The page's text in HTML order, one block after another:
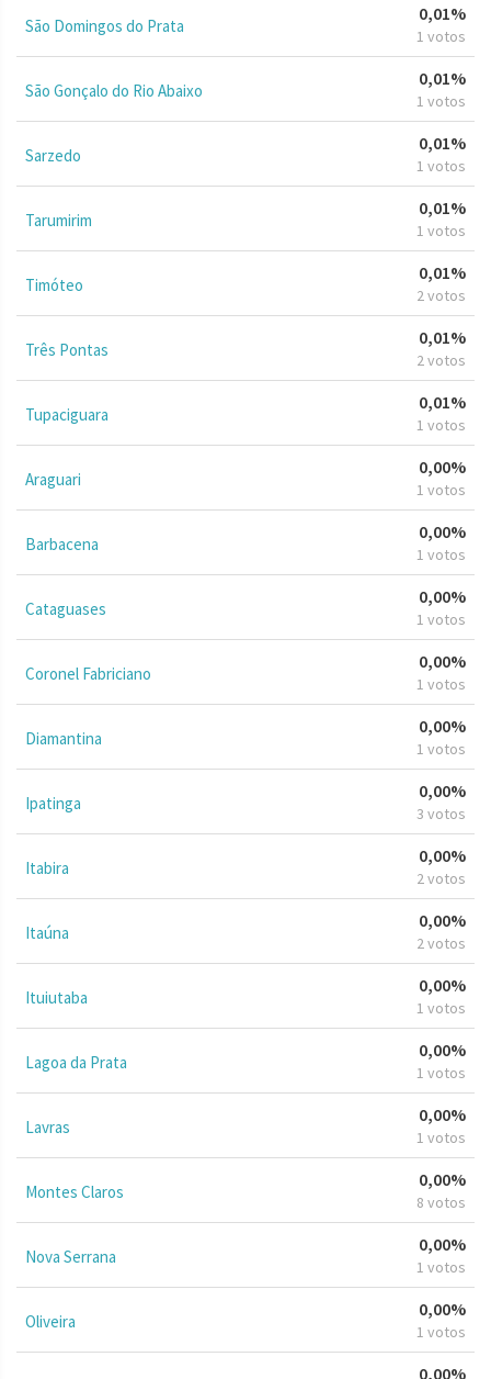
São Domingos do Prata
0,01%
1 votos
São Gonçalo do Rio Abaixo
0,01%
1 votos
Sarzedo
0,01%
1 votos
Tarumirim
0,01%
1 votos
Timóteo
0,01%
2 votos
Três Pontas
0,01%
2 votos
Tupaciguara
0,01%
1 votos
Araguari
0,00%
1 votos
Barbacena
0,00%
1 votos
Cataguases
0,00%
1 votos
Coronel Fabriciano
0,00%
1 votos
Diamantina
0,00%
1 votos
Ipatinga
0,00%
3 votos
Itabira
0,00%
2 votos
Itaúna
0,00%
2 votos
Ituiutaba
0,00%
1 votos
Lagoa da Prata
0,00%
1 votos
Lavras
0,00%
1 votos
Montes Claros
0,00%
8 votos
Nova Serrana
0,00%
1 votos
Oliveira
0,00%
1 votos
0,00%